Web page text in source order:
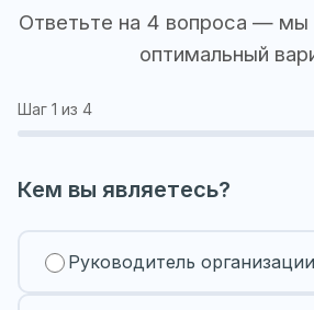
Ответьте на 4 вопроса —
оптимальный
Шаг 1 из 4
Кем вы являетесь?
Руководитель